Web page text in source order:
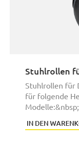
Stuhlrollen
Stuhlrollen für
für folgende
IN DEN